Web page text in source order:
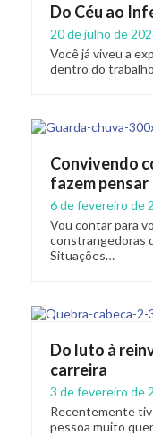
Do Céu ao
20 de julho de
Você já viveu a
dentro do
Convivendo
fazem pensar
6 de fevereiro de
Vou contar para
constrangedoras
Situações…
Do luto à
carreira
3 de fevereiro de
Recentemente
pessoa muito